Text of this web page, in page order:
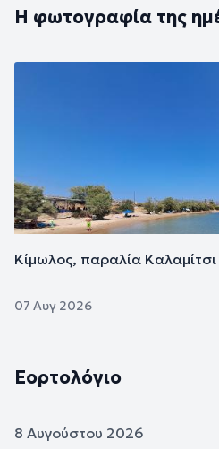
Η φωτογραφία της
Κίμωλος, παραλία
07 Αυγ 2026
Εορτολόγιο
8 Αυγούστου 2026